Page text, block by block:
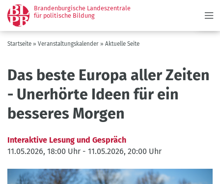
Direkt
zum
Inhalt
Brandenburgische Landeszentrale
für politische Bildung
Pfadnavigation
Startseite Veranstaltungskalender Aktuelle Seite
Das beste Europa aller Zeiten
- Unerhörte Ideen für ein
besseres Morgen
Interaktive Lesung und Gespräch
11.05.2026, 18:00 Uhr - 11.05.2026, 20:00 Uhr